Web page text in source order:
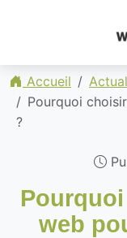
Accueil
Pourquoi
?
web